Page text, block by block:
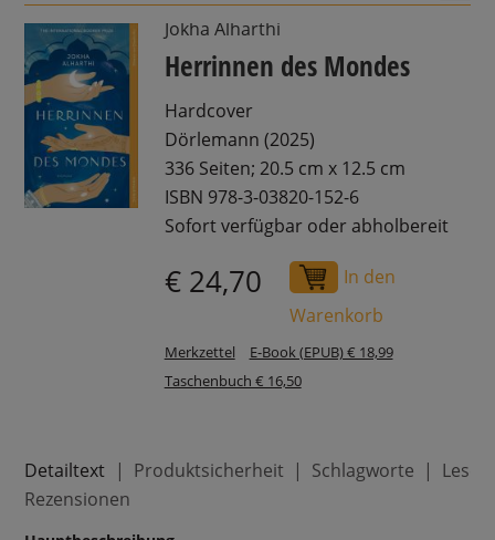
Jokha Alharthi
Herrinnen des Mondes
Hardcover
Dörlemann (2025)
336 Seiten; 20.5 cm x 12.5 cm
ISBN 978-3-03820-152-6
Sofort verfügbar oder abholbereit
€ 24,70
In den
Warenkorb
Merkzettel
E-Book (EPUB) € 18,99
Taschenbuch € 16,50
Detailtext Produktsicherheit Schlagworte
Rezensionen